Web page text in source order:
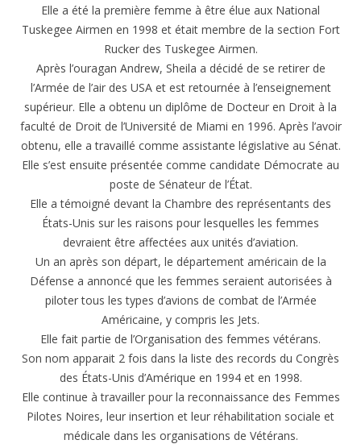
Elle a été la première femme à être élue aux National
Tuskegee Airmen en 1998 et était membre de la section Fort
Rucker des Tuskegee Airmen.
Après l’ouragan Andrew, Sheila a décidé de se retirer de
l’Armée de l’air des USA et est retournée à l’enseignement
supérieur. Elle a obtenu un diplôme de Docteur en Droit à la
faculté de Droit de l’Université de Miami en 1996. Après l’avoir
obtenu, elle a travaillé comme assistante législative au Sénat.
Elle s’est ensuite présentée comme candidate Démocrate au
poste de Sénateur de l’État.
Elle a témoigné devant la Chambre des représentants des
États-Unis sur les raisons pour lesquelles les femmes
devraient être affectées aux unités d’aviation.
Un an après son départ, le département américain de la
Défense a annoncé que les femmes seraient autorisées à
piloter tous les types d’avions de combat de l’Armée
Américaine, y compris les Jets.
Elle fait partie de l’Organisation des femmes vétérans.
Son nom apparait 2 fois dans la liste des records du Congrès
des États-Unis d’Amérique en 1994 et en 1998.
Elle continue à travailler pour la reconnaissance des Femmes
Pilotes Noires, leur insertion et leur réhabilitation sociale et
médicale dans les organisations de Vétérans.